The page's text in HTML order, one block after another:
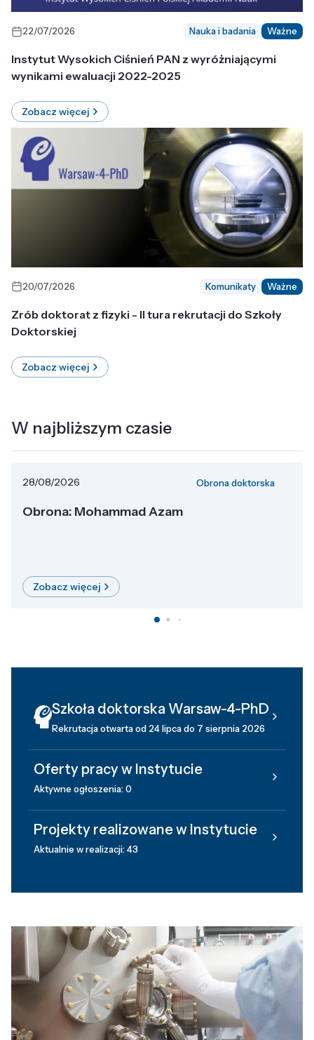
22/07/2026 Nauka i badania Ważne
Instytut Wysokich Ciśnień PAN z wyróżniającymi
wynikami ewaluacji 2022-2025
Zobacz więcej
20/07/2026 Komunikaty Ważne
Zrób doktorat z fizyki - II tura rekrutacji do Szkoły
Doktorskiej
Zobacz więcej
W najbliższym czasie
28/08/2026 Obrona doktorska
Obrona: Mohammad Azam
Zobacz więcej
Szkoła doktorska Warsaw-4-PhD
Rekrutacja otwarta od 24 lipca do 7 sierpnia 2026
Oferty pracy w Instytucie
Aktywne ogłoszenia: 0
Projekty realizowane w Instytucie
Aktualnie w realizacji: 43